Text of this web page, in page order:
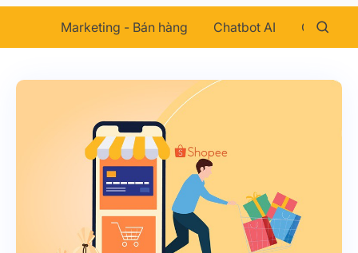
Marketing - Bán hàng Chatbot AI Chăm